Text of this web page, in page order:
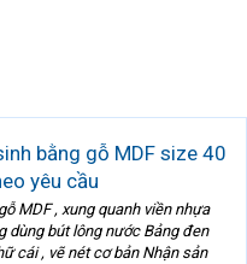
bằng gỗ MDF size 40
yêu cầu
MDF , xung quanh viền nhựa
dùng bút lông nước Bảng đen
cái , vẽ nét cơ bản Nhận sản